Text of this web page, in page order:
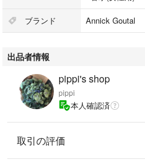
ブランド Annick Goutal
出品者情報
pippi's shop
pippi
本人確認済
取引の評価